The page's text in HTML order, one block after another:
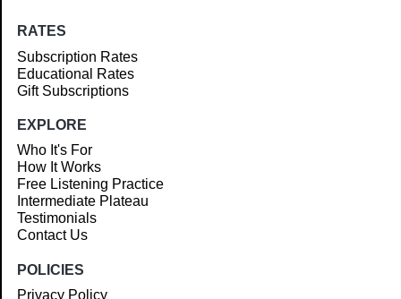
RATES
Subscription Rates
Educational Rates
Gift Subscriptions
EXPLORE
Who It's For
How It Works
Free Listening Practice
Intermediate Plateau
Testimonials
Contact Us
POLICIES
Privacy Policy